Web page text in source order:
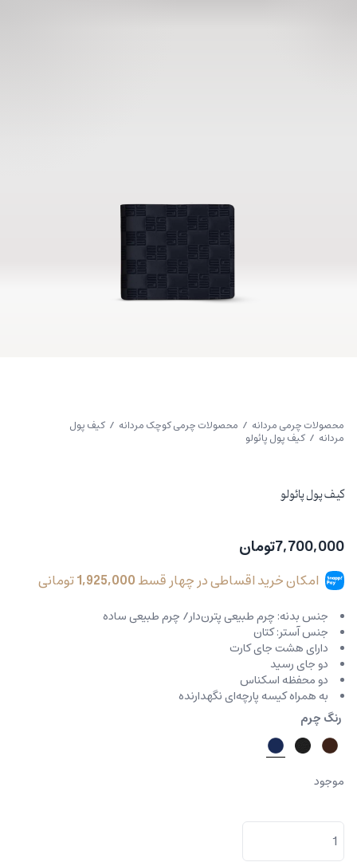
محصولات چرمی مردانه / محصولات چرمی کوچک مردانه / کیف پول
مردانه / کیف پول پائولو
کیف پول پائولو
7,700,000تومان
امکان خرید اقساطی در چهار قسط1,925,000تومانی
جنس بدنه: چرم طبیعی پترن‌دار/ چرم طبیعی ساده
جنس آستر: کتان
دارای هشت جای کارت
دو جای رسید
دو محفظه اسکناس
به همراه کیسه پارچه‌ای نگهدارنده
رنگ چرم
موجود
کیف
پول
پائولو